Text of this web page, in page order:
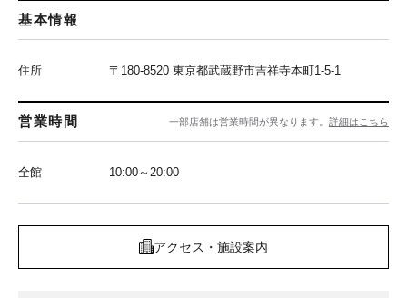
基本情報
住所 〒180-8520 東京都武蔵野市吉祥寺本町1-5-1
営業時間 一部店舗は営業時間が異なります。 詳細はこちら
全館 10:00～20:00
アクセス・施設案内